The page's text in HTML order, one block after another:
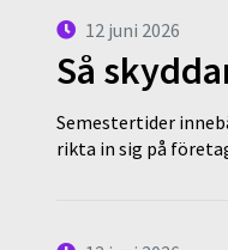
12 juni 2026
Så
Semestertider
rikta in sig på